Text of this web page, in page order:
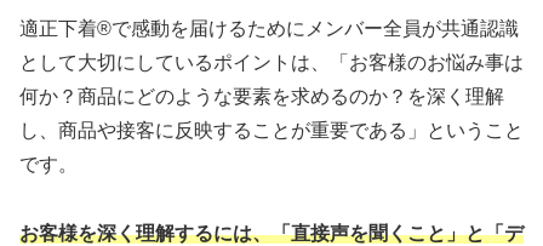
適正下着®で感動を届けるためにメンバー全員が共通認識
として大切にしているポイントは、「お客様のお悩み事は
何か？商品にどのような要素を求めるのか？を深く理解
し、商品や接客に反映することが重要である」ということ
です。
お客様を深く理解するには、「直接声を聞くこと」と「デ